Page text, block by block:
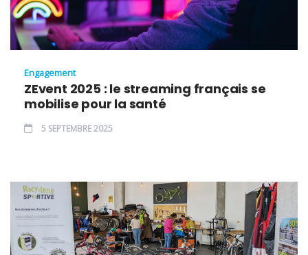
Engagement
ZEvent 2025 : le streaming français se
mobilise pour la santé
5 SEPTEMBRE 2025